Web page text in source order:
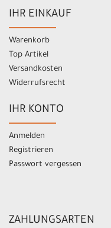
IHR EINKAUF
Warenkorb
Top Artikel
Versandkosten
Widerrufsrecht
IHR KONTO
Anmelden
Registrieren
Passwort vergessen
ZAHLUNGSARTEN